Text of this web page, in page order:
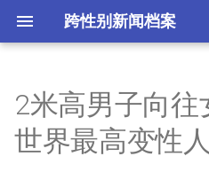
跨性别新闻档案
正文
2米高男子向往
世界最高变性